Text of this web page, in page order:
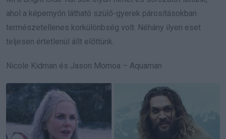
ahol a képernyőn látható szülő-gyerek párosításokban
természetellenes korkülönbség volt. Néhány ilyen eset
teljesen értetlenül állt előttünk.
Nicole Kidman és Jason Momoa – Aquaman